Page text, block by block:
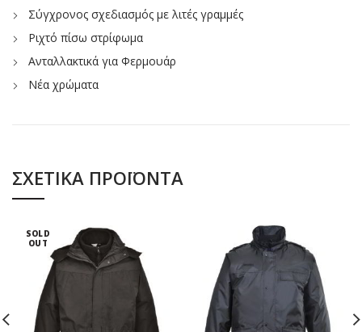
Σύγχρονος σχεδιασμός με λιτές γραμμές
Ριχτό πίσω στρίφωμα
Ανταλλακτικά για Φερμουάρ
Νέα χρώματα
ΣΧΕΤΙΚΆ ΠΡΟΪΌΝΤΑ
SOLD
OUT